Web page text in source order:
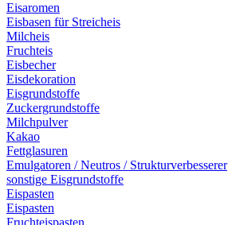
Eisaromen
Eisbasen für Streicheis
Milcheis
Fruchteis
Eisbecher
Eisdekoration
Eisgrundstoffe
Zuckergrundstoffe
Milchpulver
Kakao
Fettglasuren
Emulgatoren / Neutros / Strukturverbesserer
sonstige Eisgrundstoffe
Eispasten
Eispasten
Fruchteispasten